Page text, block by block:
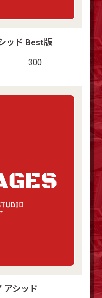
ッド Best版
300
アシッド